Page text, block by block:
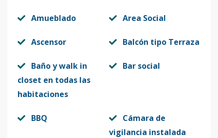
Amueblado Area Social
Ascensor Balcón tipo Terraza
Baño y walk in
closet en todas las
habitaciones
Bar social
BBQ
Cámara de
vigilancia instalada